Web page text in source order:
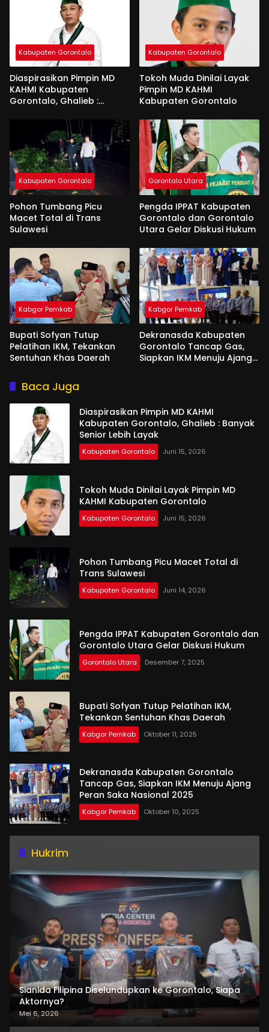
Kabupaten Gorontalo
Diaspirasikan Pimpin MD
KAHMI Kabupaten
Gorontalo, Ghalieb :
Kabupaten Gorontalo
Tokoh Muda Dinilai Layak
Pimpin MD KAHMI
Kabupaten Gorontalo
Kabupaten Gorontalo
Pohon Tumbang Picu
Macet Total di Trans
Sulawesi
Gorontalo Utara
Pengda IPPAT Kabupaten
Gorontalo dan Gorontalo
Utara Gelar Diskusi Hukum
Kabgor Pemkab
Bupati Sofyan Tutup
Pelatihan IKM, Tekankan
Sentuhan Khas Daerah
Kabgor Pemkab
Dekranasda Kabupaten
Gorontalo Tancap Gas,
Siapkan IKM Menuju Ajang
Baca Juga
Diaspirasikan Pimpin MD KAHMI
Kabupaten Gorontalo, Ghalieb : Banyak
Senior Lebih Layak
Kabupaten Gorontalo Juni 15, 2026
Tokoh Muda Dinilai Layak Pimpin MD
KAHMI Kabupaten Gorontalo
Kabupaten Gorontalo Juni 15, 2026
Pohon Tumbang Picu Macet Total di
Trans Sulawesi
Kabupaten Gorontalo Juni 14, 2026
Pengda IPPAT Kabupaten Gorontalo dan
Gorontalo Utara Gelar Diskusi Hukum
Gorontalo Utara Desember 7, 2025
Bupati Sofyan Tutup Pelatihan IKM,
Tekankan Sentuhan Khas Daerah
Kabgor Pemkab Oktober 11, 2025
Dekranasda Kabupaten Gorontalo
Tancap Gas, Siapkan IKM Menuju Ajang
Peran Saka Nasional 2025
Kabgor Pemkab Oktober 10, 2025
Hukrim
Sianida Filipina Diselundupkan ke Gorontalo, Siapa
Aktornya?
Mei 6, 2026